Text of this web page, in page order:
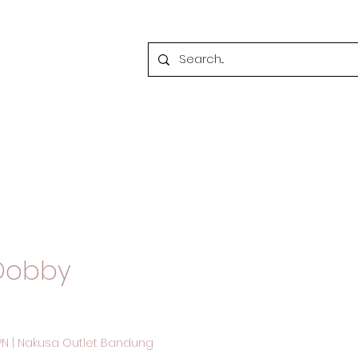
Nakusa Outlet Bandung